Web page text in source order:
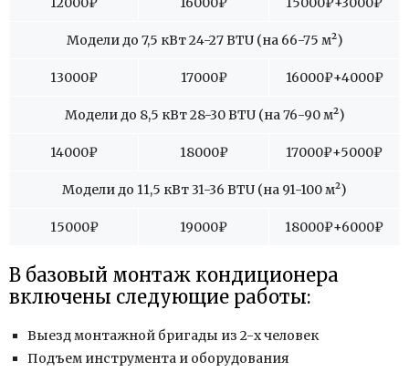
Модели до 7,5 кВт 24-27 BTU (на 66-75 м²)
13000₽ 17000₽ 16000₽+4000₽
Модели до 8,5 кВт 28-30 BTU (на 76-90 м²)
14000₽ 18000₽ 17000₽+5000₽
Модели до 11,5 кВт 31-36 BTU (на 91-100 м²)
15000₽ 19000₽ 18000₽+6000₽
В базовый монтаж кондиционера
включены следующие работы:
Выезд монтажной бригады из 2-х человек
Подъем инструмента и оборудования